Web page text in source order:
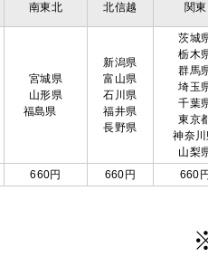
南東北 北信越 関東
宮城県
山形県
福島県
新潟県
富山県
石川県
福井県
長野県
茨城
栃木
群馬
埼玉
千葉
東京
神奈
山梨
660円 660円 660